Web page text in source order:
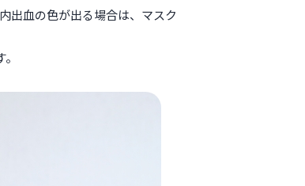
出血の色が出る場合は、マスク